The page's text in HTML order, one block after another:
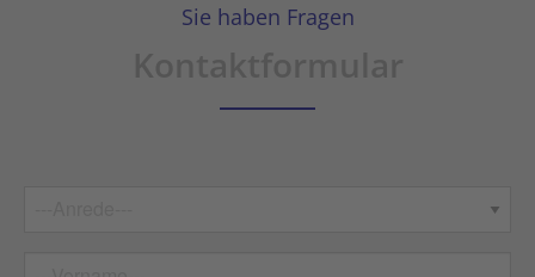
Sie haben Fragen